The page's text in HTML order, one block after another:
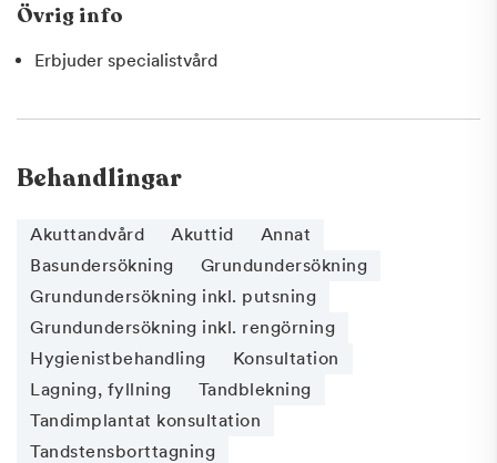
Övrig info
Erbjuder specialistvård
Behandlingar
Akuttandvård Akuttid
Annat
Basundersökning
Grundundersökning
Grundundersökning inkl. putsning
Grundundersökning inkl. rengörning
Hygienistbehandling
Konsultation
Lagning, fyllning
Tandblekning
Tandimplantat konsultation
Tandstensborttagning